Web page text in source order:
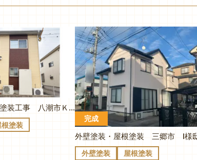
外壁塗装・屋根塗装工事 八潮市Ｋ様邸
根塗装
完成
外壁塗装・屋根塗装 三郷市 I様
外壁塗装 屋根塗装